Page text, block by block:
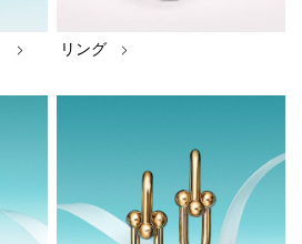
リング